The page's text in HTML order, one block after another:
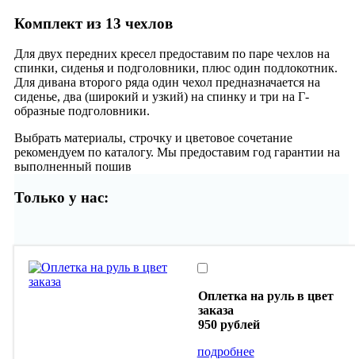
Комплект из 13 чехлов
Для двух передних кресел предоставим по паре чехлов на
спинки, сиденья и подголовники, плюс один подлокотник.
Для дивана второго ряда один чехол предназначается на
сиденье, два (широкий и узкий) на спинку и три на Г-
образные подголовники.
Выбрать материалы, строчку и цветовое сочетание
рекомендуем по каталогу. Мы предоставим год гарантии на
выполненный пошив
Только у нас:
Оплетка на руль в цвет
заказа
950 рублей
подробнее